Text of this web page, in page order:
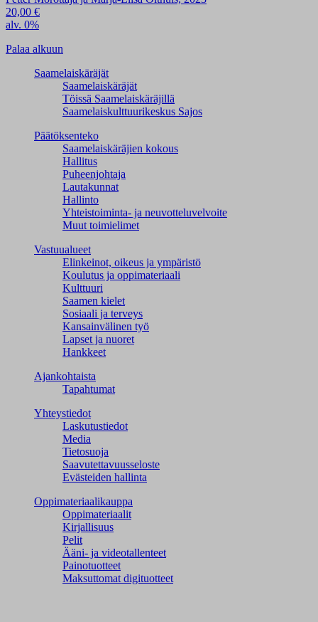
20,00 €
alv. 0%
Palaa alkuun
Saamelaiskäräjät
Saamelaiskäräjät
Töissä Saamelaiskäräjillä
Saamelaiskulttuuri­keskus Sajos
Päätöksenteko
Saamelaiskäräjien kokous
Hallitus
Puheenjohtaja
Lautakunnat
Hallinto
Yhteistoiminta- ja neuvotteluvelvoite
Muut toimielimet
Vastuualueet
Elinkeinot, oikeus ja ympäristö
Koulutus ja oppimateriaali
Kulttuuri
Saamen kielet
Sosiaali ja terveys
Kansainvälinen työ
Lapset ja nuoret
Hankkeet
Ajankohtaista
Tapahtumat
Yhteystiedot
Laskutustiedot
Media
Tietosuoja
Saavutettavuusseloste
Evästeiden hallinta
Oppimateriaalikauppa
Oppimateriaalit
Kirjallisuus
Pelit
Ääni- ja videotallenteet
Painotuotteet
Maksuttomat digituotteet